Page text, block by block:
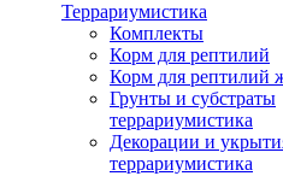
Террариумистика
Комплекты
Корм для рептилий
Корм для рептилий
Грунты и субстраты
террариумистика
Декорации и
террариумистика